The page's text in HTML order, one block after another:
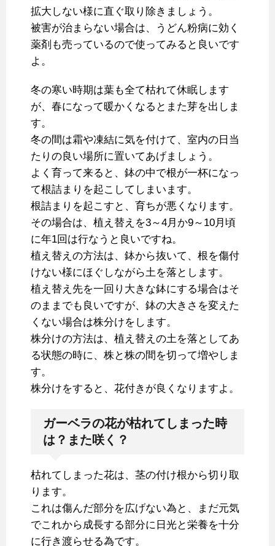
拡大しない様に直ぐ取り除きましょう。
被害が治まらない場合は、うどん粉病に効く
薬剤も売っているので使ってみると良いです
よ。
冬の寒い時期は葉も全て枯れて休眠します
が、春になって暖かくなるとまた芽を出しま
す。
冬の間は霜や凍結に気を付けて、室内の日当
たりの良い場所に置いてあげましょう。
よく育って来ると、鉢の中で根が一杯になっ
て根詰まりを起こしてしまいます。
根詰まりを起こすと、育ちが悪くなります。
その場合は、植え替えを3～4月か9～10月頃
に年1回は行なうと良いですね。
植え替えの方法は、鉢から抜いて、根を傷付
けない様にほぐしながら土を落とします。
植え替え先を一回り大きな鉢にする場合はそ
のままでも良いですが、鉢の大きさを変えた
くない場合は株分けをします。
株分けの方法は、植え替えの土を落としてあ
る状態の時に、株と株の間を切って増やしま
す。
株分けをすると、花付きが良くなりますよ。
ガーベラの花が枯れてしまった時
は？また咲く？
枯れてしまった花は、茎の付け根から切り取
ります。
これは傷んだ部分を広げない為と、まだ元気
でこれから成長する部分に日光と栄養を十分
に行き渡らせる為です。